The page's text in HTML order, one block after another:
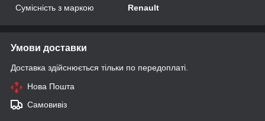
Сумісність з маркою
Renault
Умови доставки
Доставка здійснюється тільки по передоплаті.
Нова Пошта
Самовивіз